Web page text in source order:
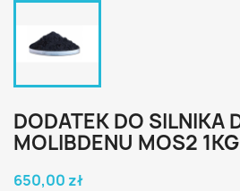
DODATEK DO SILNIKA
MOLIBDENU MOS2 1KG
650,00 zł